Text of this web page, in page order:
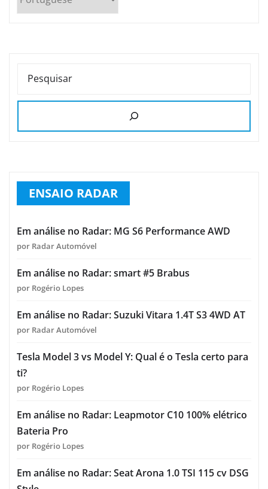
PESQUISAR
ENSAIO RADAR
Em análise no Radar: MG S6 Performance AWD
por Radar Automóvel
Em análise no Radar: smart #5 Brabus
por Rogério Lopes
Em análise no Radar: Suzuki Vitara 1.4T S3 4WD AT
por Radar Automóvel
Tesla Model 3 vs Model Y: Qual é o Tesla certo para
ti?
por Rogério Lopes
Em análise no Radar: Leapmotor C10 100% elétrico
Bateria Pro
por Rogério Lopes
Em análise no Radar: Seat Arona 1.0 TSI 115 cv DSG